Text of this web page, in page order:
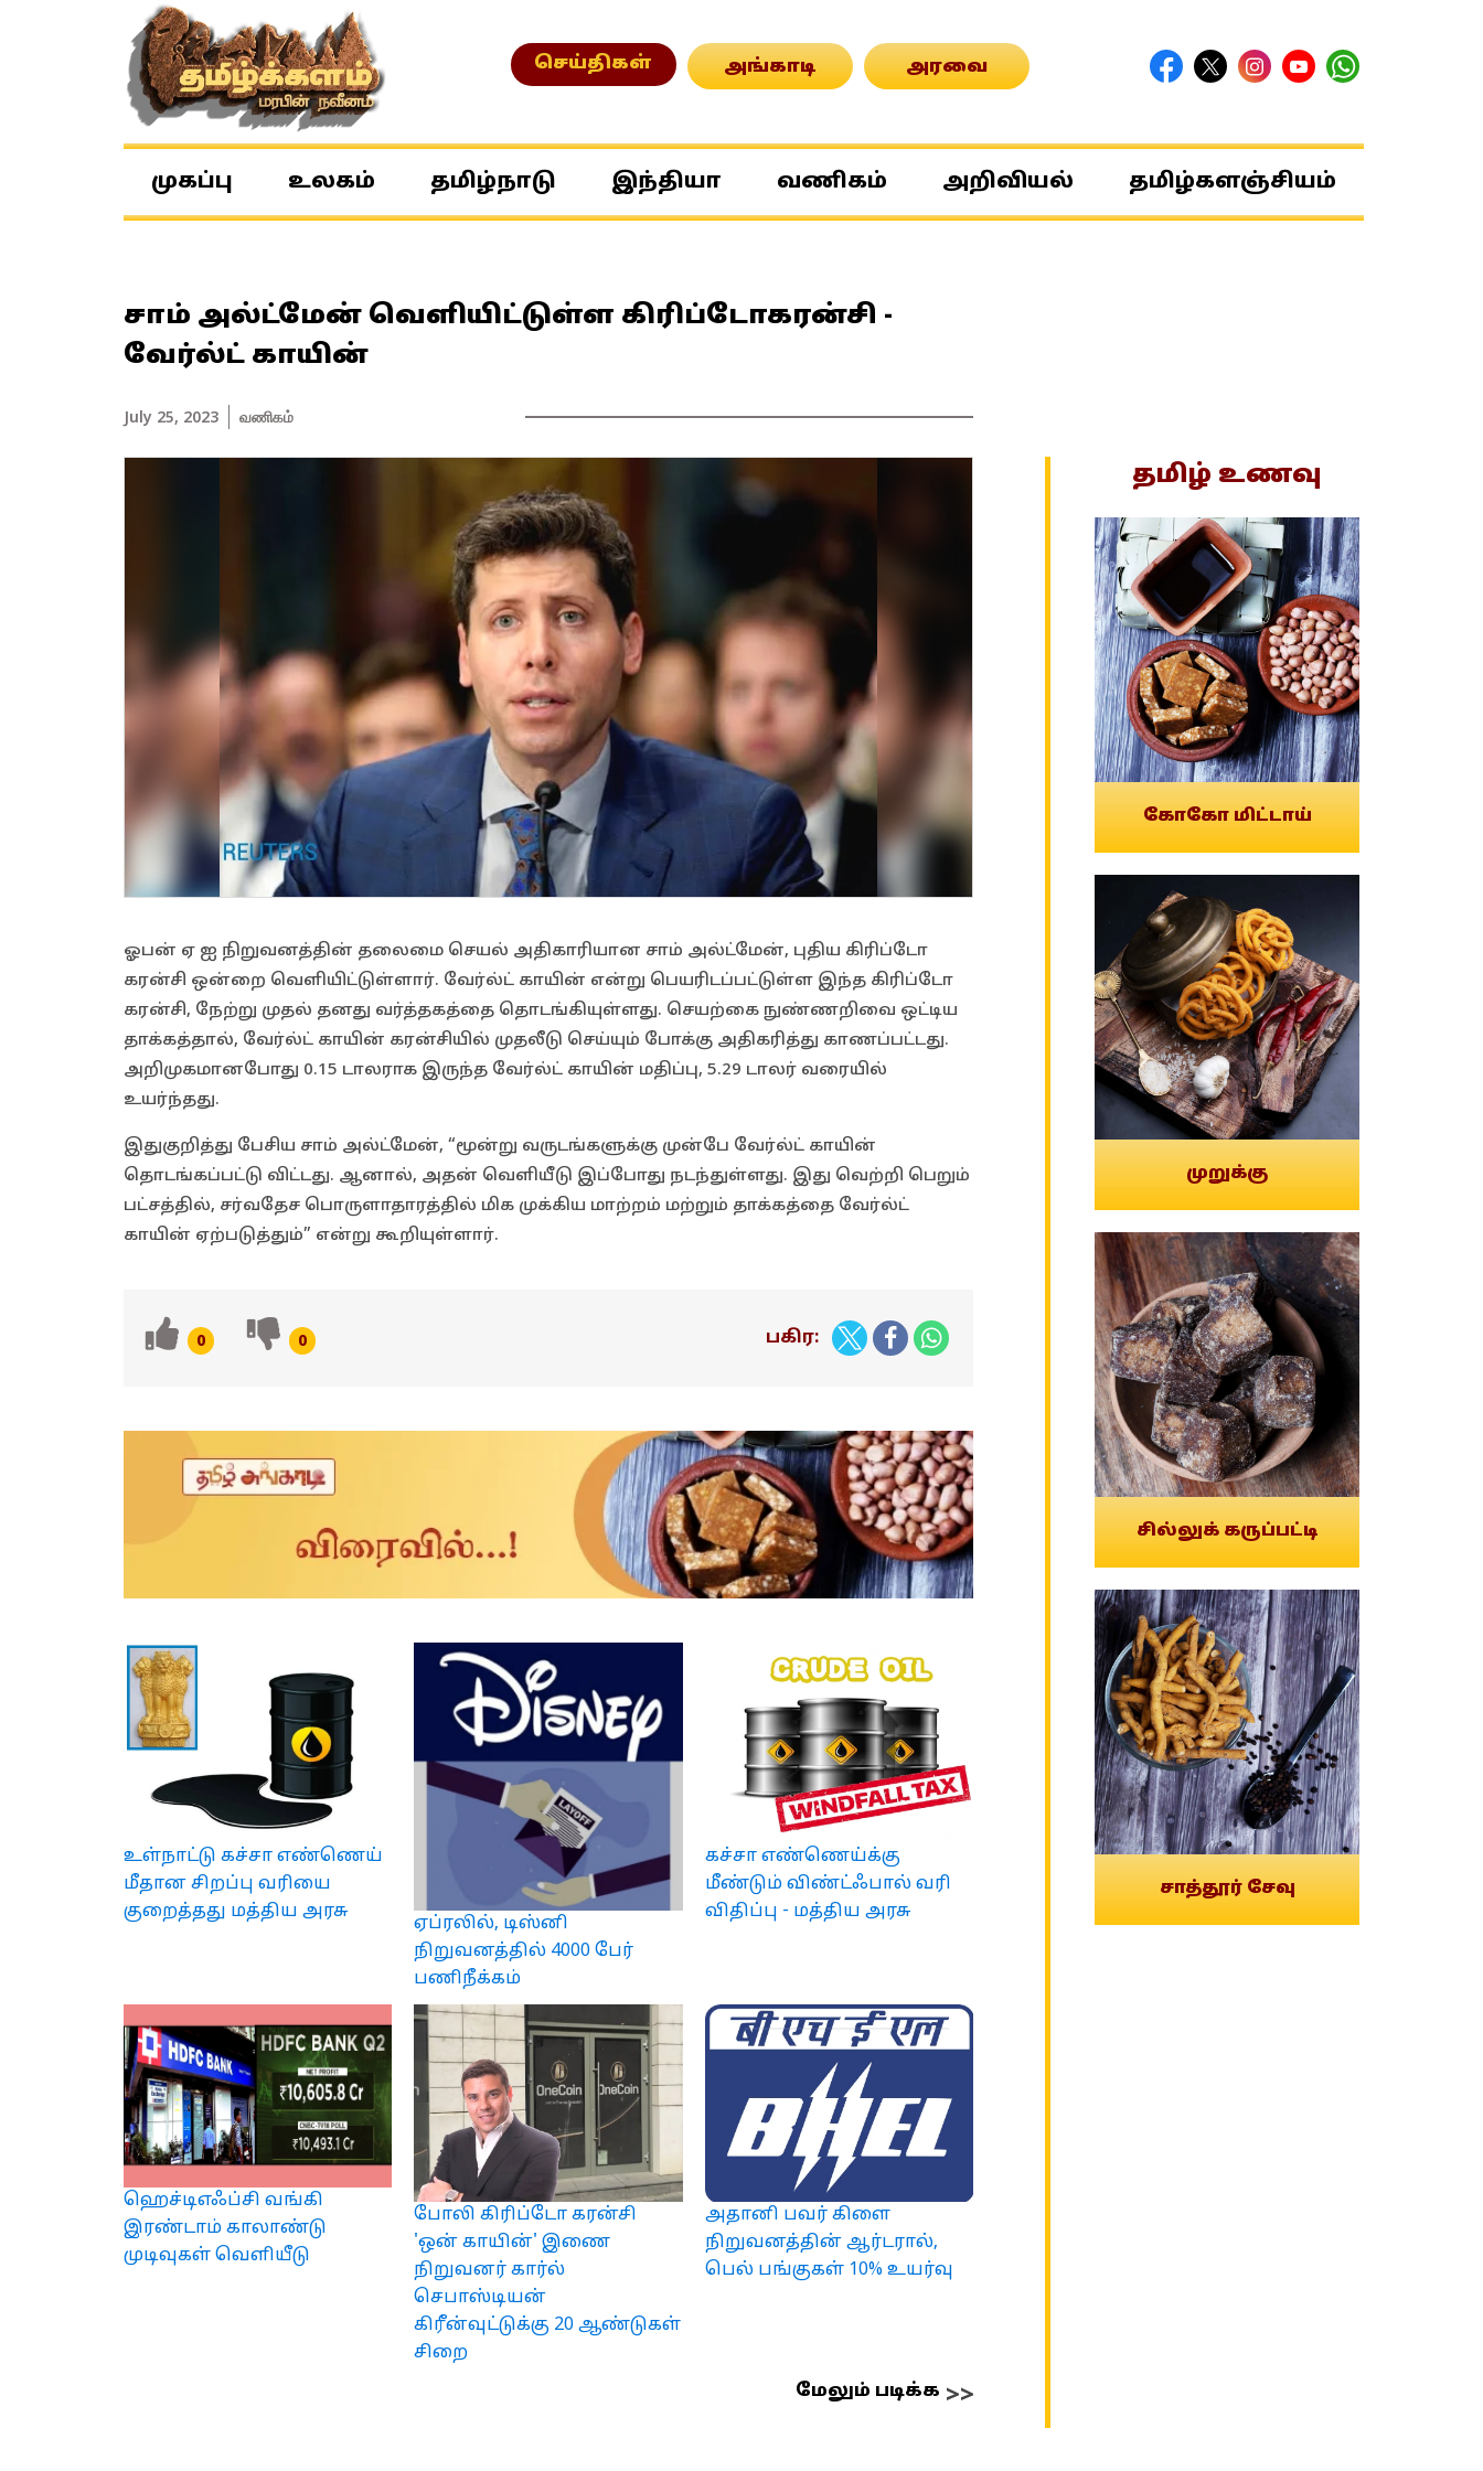
செய்திகள் அங்காடி அரவை
முகப்பு உலகம் தமிழ்நாடு இந்தியா வணிகம் அறிவியல் தமிழ்களஞ்சியம்
சாம் அல்ட்மேன் வெளியிட்டுள்ள கிரிப்டோகரன்சி -
வேர்ல்ட் காயின்
July 25, 2023 வணிகம்
ஓபன் ஏ ஐ நிறுவனத்தின் தலைமை செயல் அதிகாரியான சாம் அல்ட்மேன், புதிய கிரிப்டோ
கரன்சி ஒன்றை வெளியிட்டுள்ளார். வேர்ல்ட் காயின் என்று பெயரிடப்பட்டுள்ள இந்த கிரிப்டோ
கரன்சி, நேற்று முதல் தனது வர்த்தகத்தை தொடங்கியுள்ளது. செயற்கை நுண்ணறிவை ஒட்டிய
தாக்கத்தால், வேர்ல்ட் காயின் கரன்சியில் முதலீடு செய்யும் போக்கு அதிகரித்து காணப்பட்டது.
அறிமுகமானபோது 0.15 டாலராக இருந்த வேர்ல்ட் காயின் மதிப்பு, 5.29 டாலர் வரையில்
உயர்ந்தது.
இதுகுறித்து பேசிய சாம் அல்ட்மேன், “மூன்று வருடங்களுக்கு முன்பே வேர்ல்ட் காயின்
தொடங்கப்பட்டு விட்டது. ஆனால், அதன் வெளியீடு இப்போது நடந்துள்ளது. இது வெற்றி பெறும்
பட்சத்தில், சர்வதேச பொருளாதாரத்தில் மிக முக்கிய மாற்றம் மற்றும் தாக்கத்தை வேர்ல்ட்
காயின் ஏற்படுத்தும்” என்று கூறியுள்ளார்.
0 0 பகிர:
உள்நாட்டு கச்சா எண்ணெய்
மீதான சிறப்பு வரியை
குறைத்தது மத்திய அரசு
ஏப்ரலில், டிஸ்னி
நிறுவனத்தில் 4000 பேர்
பணிநீக்கம்
கச்சா எண்ணெய்க்கு
மீண்டும் விண்ட்ஃபால் வரி
விதிப்பு - மத்திய அரசு
ஹெச்டிஎஃப்சி வங்கி
இரண்டாம் காலாண்டு
முடிவுகள் வெளியீடு
போலி கிரிப்டோ கரன்சி
'ஒன் காயின்' இணை
நிறுவனர் கார்ல்
செபாஸ்டியன்
கிரீன்வுட்டுக்கு 20 ஆண்டுகள்
சிறை
அதானி பவர் கிளை
நிறுவனத்தின் ஆர்டரால்,
பெல் பங்குகள் 10% உயர்வு
மேலும் படிக்க
தமிழ் உணவு
கோகோ மிட்டாய்
முறுக்கு
சில்லுக் கருப்பட்டி
சாத்தூர் சேவு